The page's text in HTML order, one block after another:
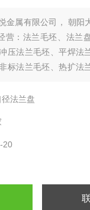
金属有限公司， 朝阳
营：法兰毛坯、法兰
压法兰毛坯、平焊法
标法兰毛坯、热扩法
法兰盘
20